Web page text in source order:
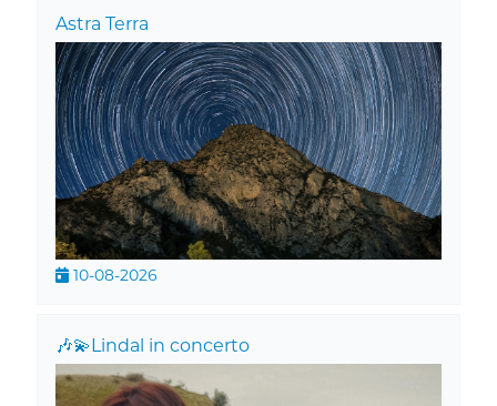
Astra Terra
10-08-2026
🎶💫Lindal in concerto